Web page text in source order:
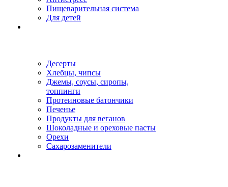
Пищеварительная система
Для детей
Десерты
Хлебцы, чипсы
Джемы, соусы, сиропы,
топпинги
Протеиновые батончики
Печенье
Продукты для веганов
Шоколадные и ореховые пасты
Орехи
Сахарозаменители